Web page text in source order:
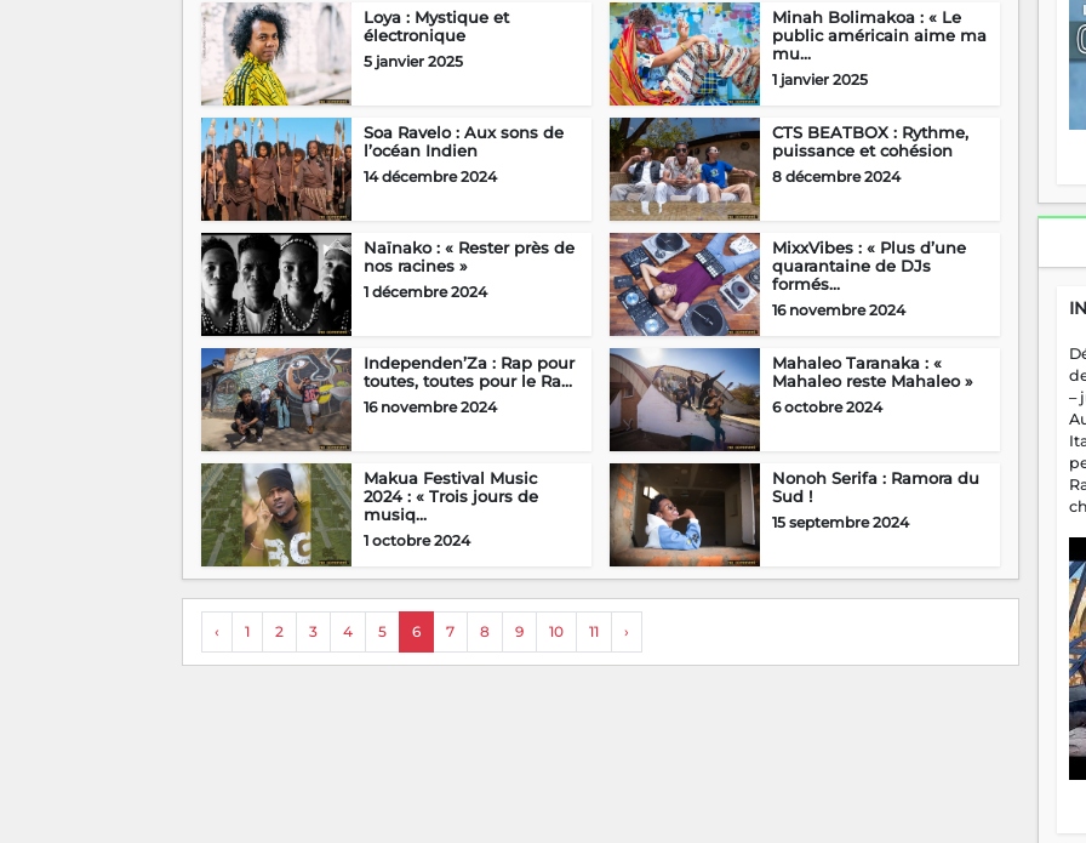
Loya : Mystique et
électronique
5 janvier 2025
Minah Bolimakoa : « Le
public américain aime ma
mu...
1 janvier 2025
Soa Ravelo : Aux sons de
l’océan Indien
14 décembre 2024
CTS BEATBOX : Rythme,
puissance et cohésion
8 décembre 2024
Naïnako : « Rester près de
nos racines »
1 décembre 2024
MixxVibes : « Plus d’une
quarantaine de DJs
formés...
16 novembre 2024
Independen’Za : Rap pour
toutes, toutes pour le Ra...
16 novembre 2024
Mahaleo Taranaka : «
Mahaleo reste Mahaleo »
6 octobre 2024
Makua Festival Music
2024 : « Trois jours de
musiq...
1 octobre 2024
Nonoh Serifa : Ramora du
Sud !
15 septembre 2024
‹ 1 2 3 4 5 6 7 8 9 10 11 ›
–